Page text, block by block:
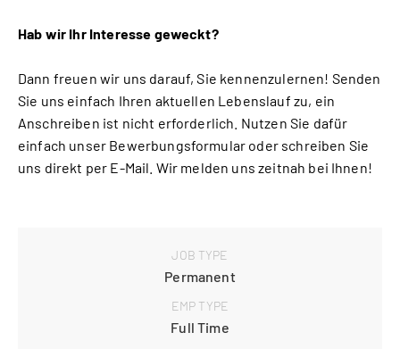
JOB TYPE
Permanent
EMP TYPE
Full Time
Hab wir Ihr Interesse geweckt?
Dann freuen wir uns darauf, Sie kennenzulernen! Senden
Sie uns einfach Ihren aktuellen Lebenslauf zu, ein
Anschreiben ist nicht erforderlich. Nutzen Sie dafür
einfach unser Bewerbungsformular oder schreiben Sie
uns direkt per E-Mail. Wir melden uns zeitnah bei Ihnen!